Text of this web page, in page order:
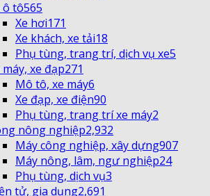
ô tô565
Xe hơi171
Xe khách, xe tải18
Phụ tùng, trang trí, dịch vụ xe5
máy, xe đạp271
Mô tô, xe máy6
Xe đạp, xe điện90
Phụ tùng, trang trí xe máy2
nông nghiệp2,932
Máy công nghiệp, xây dựng907
Máy nông, lâm, ngư nghiệp24
Phụ tùng, dịch vụ3
tử, gia dụng2,691